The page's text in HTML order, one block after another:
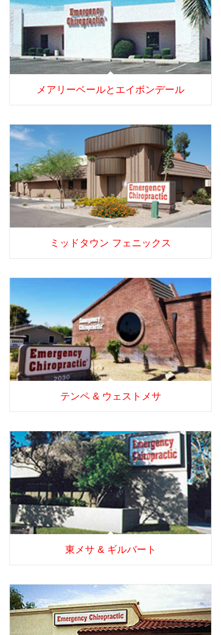
メアリーベールとエイボンデール
ミッドタウン フェニックス
テンペ & ウェストメサ
東メサ & ギルバート